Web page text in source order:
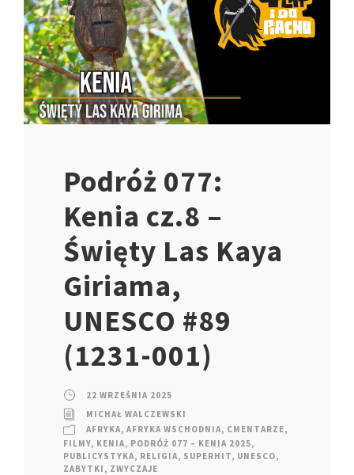
Podróż 077:
Kenia cz.8 –
Święty Las Kaya
Giriama,
UNESCO #89
(1231-001)
22 WRZEŚNIA 2025
MICHAŁ WALCZEWSKI
AFRYKA, AFRYKA WSCHODNIA, CMENTARZE,
FILMY, KENIA, PODRÓŻ 077 – KENIA 2025,
PUBLICYSTYKA, RELIGIA, SUPERHIT, UNESCO,
ZABYTKI , ZWYCZAJE